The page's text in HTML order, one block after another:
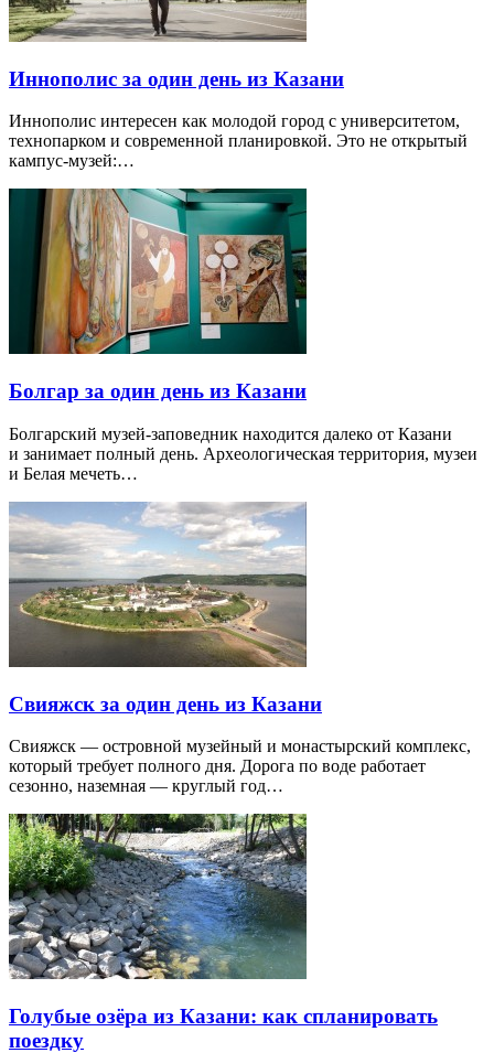
Иннополис за один день из Казани
Иннополис интересен как молодой город с университетом,
технопарком и современной планировкой. Это не открытый
кампус-музей:…
Болгар за один день из Казани
Болгарский музей-заповедник находится далеко от Казани
и занимает полный день. Археологическая территория, музеи
и Белая мечеть…
Свияжск за один день из Казани
Свияжск — островной музейный и монастырский комплекс,
который требует полного дня. Дорога по воде работает
сезонно, наземная — круглый год…
Голубые озёра из Казани: как спланировать
поездку